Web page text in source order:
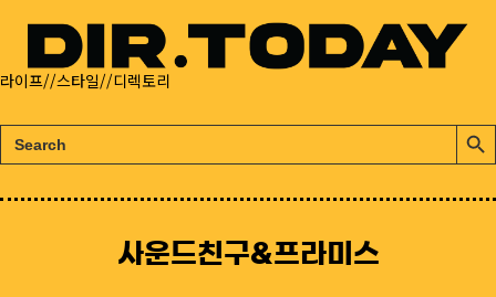
라이프//스타일//디렉토리
검
색:
검
색
튼
사운드친구&프라미스